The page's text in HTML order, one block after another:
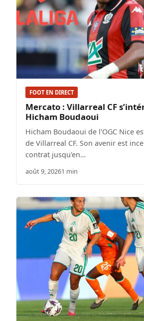
FOOT EN DIRECT
Mercato : Villarreal CF
Hicham Boudaoui
Hicham Boudaoui de l'OGC Nice
de Villarreal CF. Son avenir est
contrat jusqu'en…
août 9, 20261 min